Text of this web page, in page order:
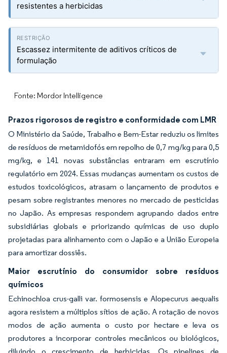
resistentes a herbicidas
Escassez intermitente de aditivos críticos de
formulação
Fonte: Mordor Intelligence
Prazos rigorosos de registro e conformidade com LMR
O Ministério da Saúde, Trabalho e Bem-Estar reduziu os limites
de resíduos de metamidofós em repolho de 0,7 mg/kg para 0,5
mg/kg, e 141 novas substâncias entraram em escrutínio
regulatório em 2024. Essas mudanças aumentam os custos de
estudos toxicológicos, atrasam o lançamento de produtos e
pesam sobre registrantes menores no mercado de pesticidas
no Japão. As empresas respondem agrupando dados entre
subsidiárias globais e priorizando químicas de uso duplo
projetadas para alinhamento com o Japão e a União Europeia
para amortizar dossiês.
Maior escrutínio do consumidor sobre resíduos
químicos
Echinochloa crus-galli var. formosensis e Alopecurus aequalis
agora resistem a múltiplos sítios de ação. A rotação de novos
modos de ação aumenta o custo por hectare e leva os
produtores a incorporar controles mecânicos ou biológicos,